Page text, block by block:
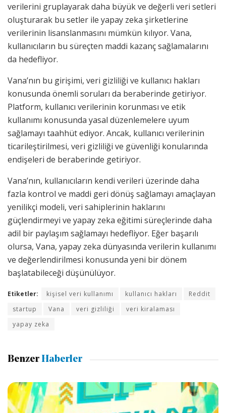
verilerini gruplayarak daha büyük ve değerli veri setleri
oluşturarak bu setler ile yapay zeka şirketlerine
verilerinin lisanslanmasını mümkün kılıyor. Vana,
kullanıcıların bu süreçten maddi kazanç sağlamalarını
da hedefliyor.
Vana’nın bu girişimi, veri gizliliği ve kullanıcı hakları
konusunda önemli soruları da beraberinde getiriyor.
Platform, kullanıcı verilerinin korunması ve etik
kullanımı konusunda yasal düzenlemelere uyum
sağlamayı taahhüt ediyor. Ancak, kullanıcı verilerinin
ticarileştirilmesi, veri gizliliği ve güvenliği konularında
endişeleri de beraberinde getiriyor.
Vana’nın, kullanıcıların kendi verileri üzerinde daha
fazla kontrol ve maddi geri dönüş sağlamayı amaçlayan
yenilikçi modeli, veri sahiplerinin haklarını
güçlendirmeyi ve yapay zeka eğitimi süreçlerinde daha
adil bir paylaşım sağlamayı hedefliyor. Eğer başarılı
olursa, Vana, yapay zeka dünyasında verilerin kullanımı
ve değerlendirilmesi konusunda yeni bir dönem
başlatabileceği düşünülüyor.
Etiketler: kişisel veri kullanımı kullanıcı hakları
Reddit
startup
Vana veri gizliliği
veri kiralaması
yapay zeka
Benzer Haberler